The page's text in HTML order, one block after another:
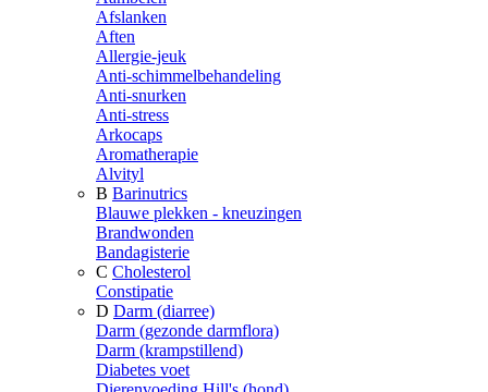
Afslanken
Aften
Allergie-jeuk
Anti-schimmelbehandeling
Anti-snurken
Anti-stress
Arkocaps
Aromatherapie
Alvityl
B Barinutrics
Blauwe plekken - kneuzingen
Brandwonden
Bandagisterie
C Cholesterol
Constipatie
D Darm (diarree)
Darm (gezonde darmflora)
Darm (krampstillend)
Diabetes voet